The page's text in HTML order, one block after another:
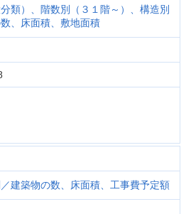
類）、階数別（３１階～）、構造別
、床面積、敷地面積
建築物の数、床面積、工事費予定額